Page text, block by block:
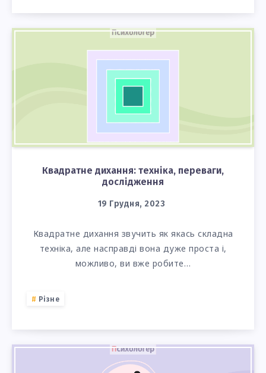
Квадратне дихання: техніка, переваги,
дослідження
19 Грудня, 2023
Квадратне дихання звучить як якась складна
техніка, але насправді вона дуже проста і,
можливо, ви вже робите…
Різне